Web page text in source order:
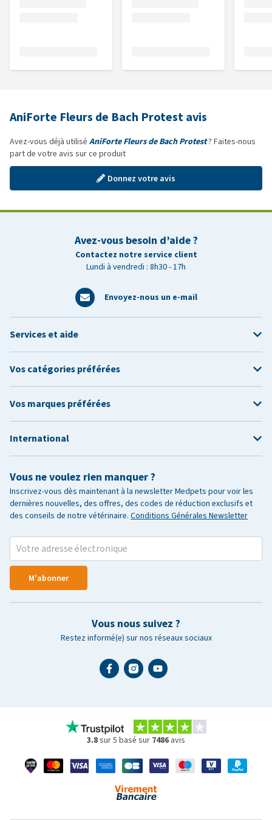
AniForte Fleurs de Bach Protest avis
Avez-vous déjà utilisé AniForte Fleurs de Bach Protest? Faites-nous
part de votre avis sur ce produit
Donnez votre avis
Avez-vous besoin d’aide ?
Contactez notre service client
Lundi à vendredi : 8h30 - 17h
Envoyez-nous un e-mail
Vous ne voulez rien manquer ?
Inscrivez-vous dès maintenant à la newsletter Medpets pour voir les
dernières nouvelles, des offres, des codes de réduction exclusifs et
des conseils de notre vétérinaire. Conditions Générales Newsletter
M'abonner
Vous nous suivez ?
Restez informé(e) sur nos réseaux sociaux
Services et aide
Vos catégories préférées
Vos marques préférées
International
3.8sur 5 basé sur 7486 avis